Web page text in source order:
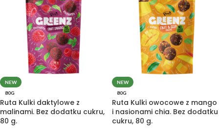
NEW
80G
Ruta Kulki daktylowe z
malinami. Bez dodatku cukru,
80 g.
NEW
80G
Ruta Kulki owocowe z mango
i nasionami chia. Bez dodatku
cukru, 80 g.